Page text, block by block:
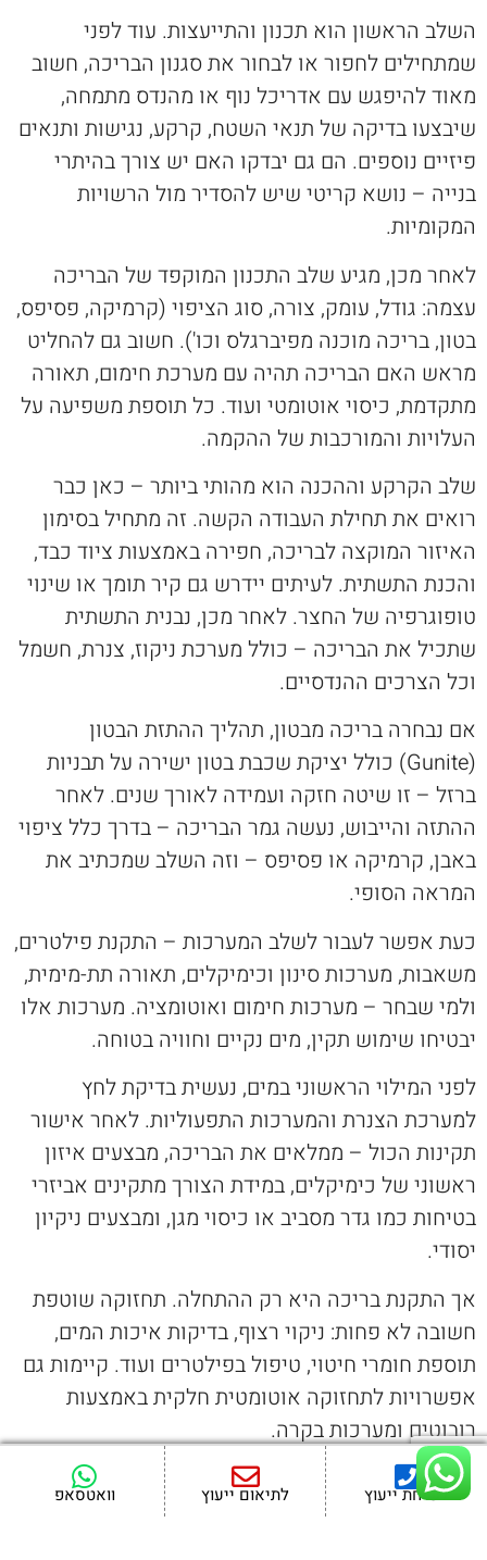
השלב הראשון הוא תכנון והתייעצות. עוד לפני
שמתחילים לחפור או לבחור את סגנון הבריכה, חשוב
מאוד להיפגש עם אדריכל נוף או מהנדס מתמחה,
שיבצעו בדיקה של תנאי השטח, קרקע, נגישות ותנאים
פיזיים נוספים. הם גם יבדקו האם יש צורך בהיתרי
בנייה – נושא קריטי שיש להסדיר מול הרשויות
המקומיות.
לאחר מכן, מגיע שלב התכנון המוקפד של הבריכה
עצמה: גודל, עומק, צורה, סוג הציפוי (קרמיקה, פסיפס,
בטון, בריכה מוכנה מפיברגלס וכו'). חשוב גם להחליט
מראש האם הבריכה תהיה עם מערכת חימום, תאורה
מתקדמת, כיסוי אוטומטי ועוד. כל תוספת משפיעה על
העלויות והמורכבות של ההקמה.
שלב הקרקע וההכנה הוא מהותי ביותר – כאן כבר
רואים את תחילת העבודה הקשה. זה מתחיל בסימון
האיזור המוקצה לבריכה, חפירה באמצעות ציוד כבד,
והכנת התשתית. לעיתים יידרש גם קיר תומך או שינוי
טופוגרפיה של החצר. לאחר מכן, נבנית התשתית
שתכיל את הבריכה – כולל מערכת ניקוז, צנרת, חשמל
וכל הצרכים ההנדסיים.
אם נבחרה בריכה מבטון, תהליך ההתזת הבטון
(Gunite) כולל יציקת שכבת בטון ישירה על תבניות
ברזל – זו שיטה חזקה ועמידה לאורך שנים. לאחר
ההתזה והייבוש, נעשה גמר הבריכה – בדרך כלל ציפוי
באבן, קרמיקה או פסיפס – וזה השלב שמכתיב את
המראה הסופי.
כעת אפשר לעבור לשלב המערכות – התקנת פילטרים,
משאבות, מערכות סינון וכימיקלים, תאורה תת-מימית,
ולמי שבחר – מערכות חימום ואוטומציה. מערכות אלו
יבטיחו שימוש תקין, מים נקיים וחוויה בטוחה.
לפני המילוי הראשוני במים, נעשית בדיקת לחץ
למערכת הצנרת והמערכות התפעוליות. לאחר אישור
תקינות הכול – ממלאים את הבריכה, מבצעים איזון
ראשוני של כימיקלים, במידת הצורך מתקינים אביזרי
בטיחות כמו גדר מסביב או כיסוי מגן, ומבצעים ניקיון
יסודי.
אך התקנת בריכה היא רק ההתחלה. תחזוקה שוטפת
חשובה לא פחות: ניקוי רצוף, בדיקות איכות המים,
תוספת חומרי חיטוי, טיפול בפילטרים ועוד. קיימות גם
אפשרויות לתחזוקה אוטומטית חלקית באמצעות
רובוטים ומערכות בקרה.
עלות הקמת בריכה מ-0 משתנה מאוד – בהתאם לגודל,
סוג, תוספות, ומורכבות העבודה. החל מכ-100,000
לשיחת ייעוץ לתיאום ייעוץ וואטסאפ